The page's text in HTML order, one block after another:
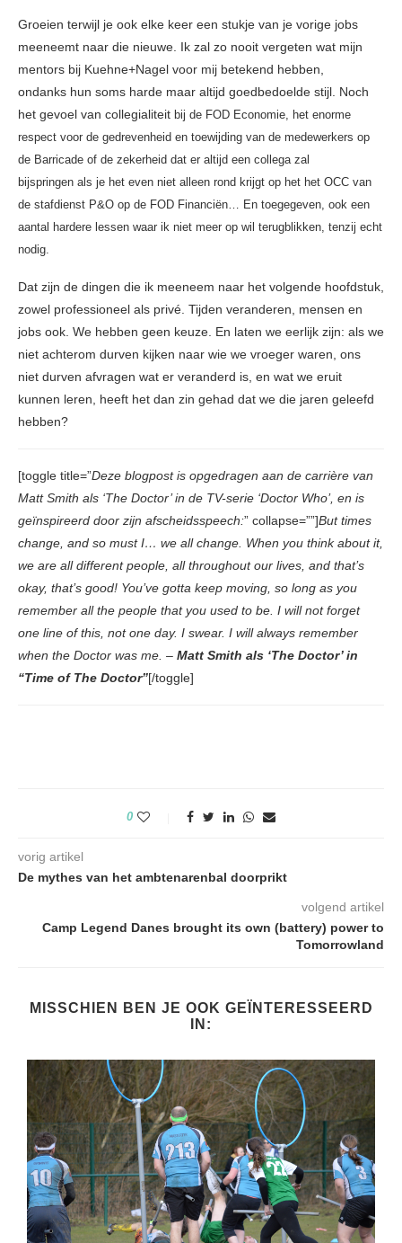
Groeien terwijl je ook elke keer een stukje van je vorige jobs
meeneemt naar die nieuwe. Ik zal zo nooit vergeten wat mijn
mentors bij Kuehne+Nagel voor mij betekend hebben,
ondanks hun soms harde maar altijd goedbedoelde stijl. Noch
het gevoel van collegialiteit bij de FOD Economie, het enorme
respect voor de gedrevenheid en toewijding van de medewerkers op
de Barricade of de zekerheid dat er altijd een collega zal
bijspringen als je het even niet alleen rond krijgt op het het OCC van
de stafdienst P&O op de FOD Financiën… En toegegeven, ook een
aantal hardere lessen waar ik niet meer op wil terugblikken, tenzij echt
nodig.
Dat zijn de dingen die ik meeneem naar het volgende hoofdstuk,
zowel professioneel als privé. Tijden veranderen, mensen en
jobs ook. We hebben geen keuze. En laten we eerlijk zijn: als we
niet achterom durven kijken naar wie we vroeger waren, ons
niet durven afvragen wat er veranderd is, en wat we eruit
kunnen leren, heeft het dan zin gehad dat we die jaren geleefd
hebben?
[toggle title=”Deze blogpost is opgedragen aan de carrière van
Matt Smith als ‘The Doctor’ in de TV-serie ‘Doctor Who’, en is
geïnspireerd door zijn afscheidsspeech:” collapse=””]But times
change, and so must I… we all change. When you think about it,
we are all different people, all throughout our lives, and that’s
okay, that’s good! You’ve gotta keep moving, so long as you
remember all the people that you used to be. I will not forget
one line of this, not one day. I swear. I will always remember
when the Doctor was me. – Matt Smith als ‘The Doctor’ in
“Time of The Doctor”[/toggle]
0
vorig artikel
De mythes van het ambtenarenbal doorprikt
volgend artikel
Camp Legend Danes brought its own (battery) power to
Tomorrowland
MISSCHIEN BEN JE OOK GEÏNTERESSEERD
IN: